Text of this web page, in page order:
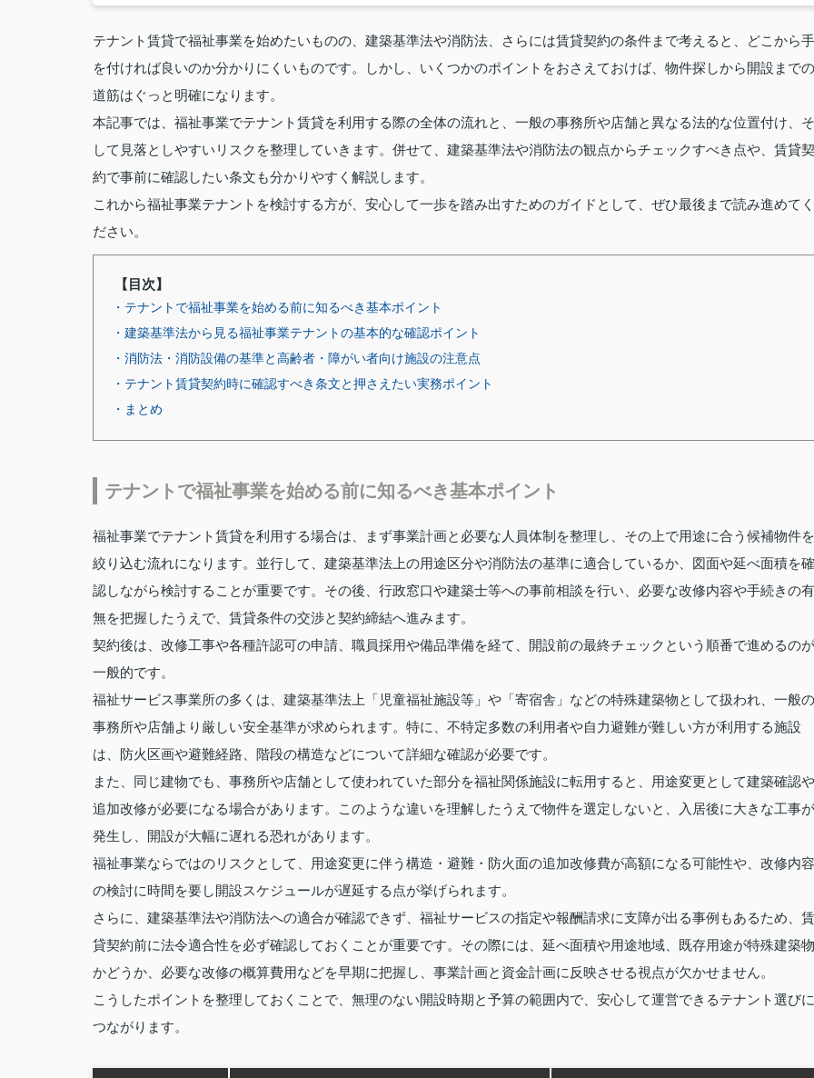
テナント賃貸で福祉事業を始めたいものの、建築基準法や消防法、さらには賃貸契約の条件まで考えると、どこから手
を付ければ良いのか分かりにくいものです。しかし、いくつかのポイントをおさえておけば、物件探しから開設までの
道筋はぐっと明確になります。
本記事では、福祉事業でテナント賃貸を利用する際の全体の流れと、一般の事務所や店舗と異なる法的な位置付け、そ
して見落としやすいリスクを整理していきます。併せて、建築基準法や消防法の観点からチェックすべき点や、賃貸契
約で事前に確認したい条文も分かりやすく解説します。
これから福祉事業テナントを検討する方が、安心して一歩を踏み出すためのガイドとして、ぜひ最後まで読み進めてく
ださい。
【目次】
・テナントで福祉事業を始める前に知るべき基本ポイント
・建築基準法から見る福祉事業テナントの基本的な確認ポイント
・消防法・消防設備の基準と高齢者・障がい者向け施設の注意点
・テナント賃貸契約時に確認すべき条文と押さえたい実務ポイント
・まとめ
テナントで福祉事業を始める前に知るべき基本ポイント
福祉事業でテナント賃貸を利用する場合は、まず事業計画と必要な人員体制を整理し、その上で用途に合う候補物件を
絞り込む流れになります。並行して、建築基準法上の用途区分や消防法の基準に適合しているか、図面や延べ面積を確
認しながら検討することが重要です。その後、行政窓口や建築士等への事前相談を行い、必要な改修内容や手続きの有
無を把握したうえで、賃貸条件の交渉と契約締結へ進みます。
契約後は、改修工事や各種許認可の申請、職員採用や備品準備を経て、開設前の最終チェックという順番で進めるのが
一般的です。
福祉サービス事業所の多くは、建築基準法上「児童福祉施設等」や「寄宿舎」などの特殊建築物として扱われ、一般の
事務所や店舗より厳しい安全基準が求められます。特に、不特定多数の利用者や自力避難が難しい方が利用する施設
は、防火区画や避難経路、階段の構造などについて詳細な確認が必要です。
また、同じ建物でも、事務所や店舗として使われていた部分を福祉関係施設に転用すると、用途変更として建築確認や
追加改修が必要になる場合があります。このような違いを理解したうえで物件を選定しないと、入居後に大きな工事が
発生し、開設が大幅に遅れる恐れがあります。
福祉事業ならではのリスクとして、用途変更に伴う構造・避難・防火面の追加改修費が高額になる可能性や、改修内容
の検討に時間を要し開設スケジュールが遅延する点が挙げられます。
さらに、建築基準法や消防法への適合が確認できず、福祉サービスの指定や報酬請求に支障が出る事例もあるため、賃
貸契約前に法令適合性を必ず確認しておくことが重要です。その際には、延べ面積や用途地域、既存用途が特殊建築物
かどうか、必要な改修の概算費用などを早期に把握し、事業計画と資金計画に反映させる視点が欠かせません。
こうしたポイントを整理しておくことで、無理のない開設時期と予算の範囲内で、安心して運営できるテナント選びに
つながります。